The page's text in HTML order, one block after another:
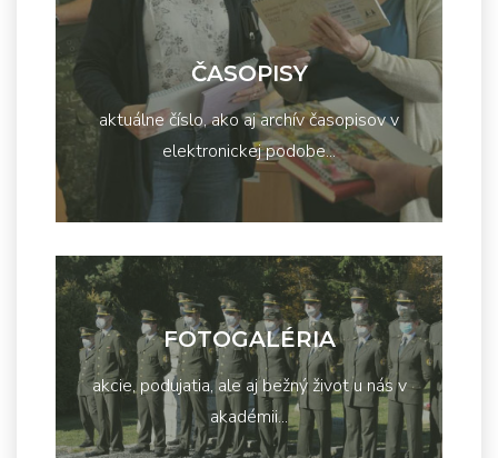
ČASOPISY
aktuálne číslo, ako aj archív časopisov v
elektronickej podobe...
FOTOGALÉRIA
akcie, podujatia, ale aj bežný život u nás v
akadémii...